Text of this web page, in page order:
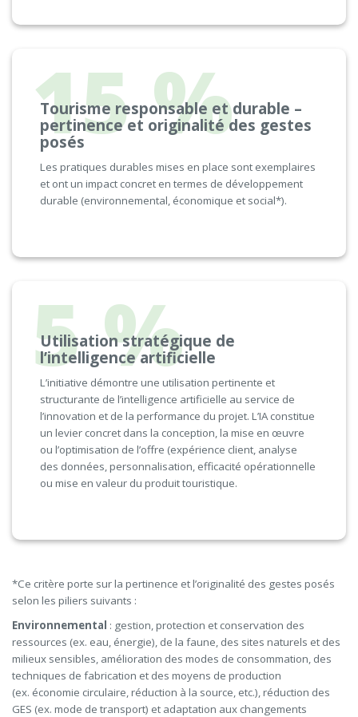
15 %
Tourisme responsable et durable –
pertinence et originalité des gestes
posés
Les pratiques durables mises en place sont exemplaires
et ont un impact concret en termes de développement
durable (environnemental, économique et social*).
5 %
Utilisation stratégique de
l’intelligence artificielle
L’initiative démontre une utilisation pertinente et
structurante de l’intelligence artificielle au service de
l’innovation et de la performance du projet. L’IA constitue
un levier concret dans la conception, la mise en œuvre
ou l’optimisation de l’offre (expérience client, analyse
des données, personnalisation, efficacité opérationnelle
ou mise en valeur du produit touristique.
*Ce critère porte sur la pertinence et l’originalité des gestes posés
selon les piliers suivants :
Environnemental : gestion, protection et conservation des
ressources (ex. eau, énergie), de la faune, des sites naturels et des
milieux sensibles, amélioration des modes de consommation, des
techniques de fabrication et des moyens de production
(ex. économie circulaire, réduction à la source, etc.), réduction des
GES (ex. mode de transport) et adaptation aux changements